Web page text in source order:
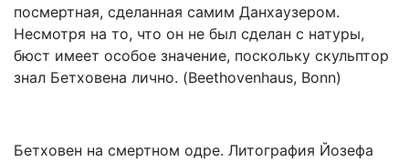
посмертная, сделанная самим Данхаузером.
Несмотря на то, что он не был сделан с натуры,
бюст имеет особое значение, поскольку скульптор
знал Бетховена лично. (Beethovenhaus, Bonn)
Бетховен на смертном одре. Литография Йозефа